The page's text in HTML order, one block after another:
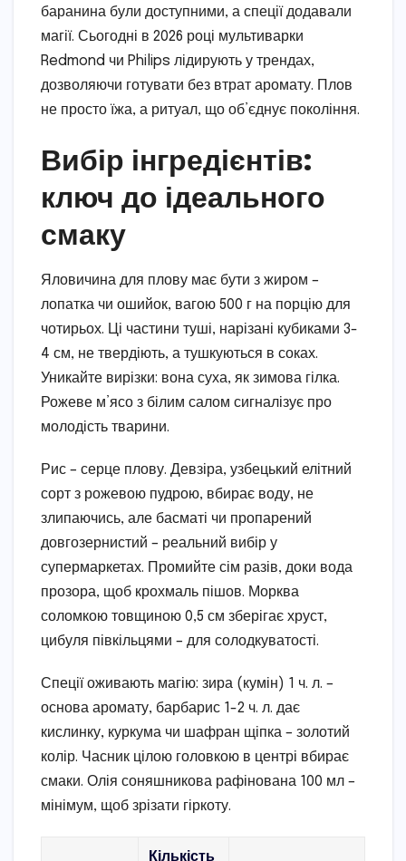
баранина були доступними, а спеції додавали
магії. Сьогодні в 2026 році мультиварки
Redmond чи Philips лідирують у трендах,
дозволяючи готувати без втрат аромату. Плов
не просто їжа, а ритуал, що об’єднує покоління.
Вибір інгредієнтів:
ключ до ідеального
смаку
Яловичина для плову має бути з жиром –
лопатка чи ошийок, вагою 500 г на порцію для
чотирьох. Ці частини туші, нарізані кубиками 3-
4 см, не твердіють, а тушкуються в соках.
Уникайте вирізки: вона суха, як зимова гілка.
Рожеве м’ясо з білим салом сигналізує про
молодість тварини.
Рис – серце плову. Девзіра, узбецький елітний
сорт з рожевою пудрою, вбирає воду, не
злипаючись, але басматі чи пропарений
довгозернистий – реальний вибір у
супермаркетах. Промийте сім разів, доки вода
прозора, щоб крохмаль пішов. Морква
соломкою товщиною 0,5 см зберігає хруст,
цибуля півкільцями – для солодкуватості.
Спеції оживають магію: зира (кумін) 1 ч. л. –
основа аромату, барбарис 1-2 ч. л. дає
кислинку, куркума чи шафран щіпка – золотий
колір. Часник цілою головкою в центрі вбирає
смаки. Олія соняшникова рафінована 100 мл –
мінімум, щоб зрізати гіркоту.
Кількість